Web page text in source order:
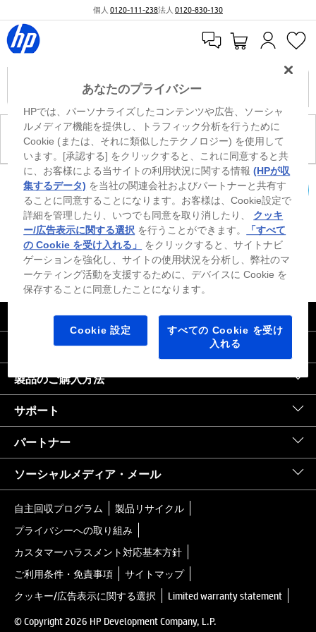
個人 0120-111-238法人 0120-830-130
現在、このカテゴリには商品がありません。
カートを確認
※ Windowsのすべてのエディションまたはバージョンで、すべての機能を使用でき
るわけではありません。Windowsの機能を最大限に活用するには、システムのハ
ードウェア、ドライバー、ソフトウェアのアップグレードおよび/または別途購
入、あるいはBIOSのアップデートが必要になる場合があります。Windowsは自動
的にアップデートされ、有効になります。高速インターネットとMicrosoftアカウ
ントが必要になります。ISPの料金が適用され、今後アップデートの際に要件が追
加される場合があります。http://www.windows.com 外部リンクアイコンをご覧く
ださい。
｜United States HP.com
会社情報
製品のご購入方法
サポート
パートナー
ソーシャルメディア・メール
自主回収プログラム
製品リサイクル
プライバシーへの取り組み
カスタマーハラスメント対応基本方針
ご利用条件・免責事項
サイトマップ
クッキー/広告表示に関する選択
Limited warranty statement
© Copyright 2026 HP Development Company, L.P.
あなたのプライバシー
HPでは、パーソナライズしたコンテンツや広告、ソーシャ
ルメディア機能を提供し、トラフィック分析を行うために
Cookie (または、それに類似したテクノロジー) を使用して
います。[承認する] をクリックすると、これに同意すると共
に、お客様による当サイトの利用状況に関する情報(HPが収
集するデータ) を当社の関連会社およびパートナーと共有す
ることに同意することになります。お客様は、Cookie設定で
詳細を管理したり、いつでも同意を取り消したり、 クッキ
ー/広告表示に関する選択 を行うことができます。
「すべて
の Cookie を受け入れる」
をクリックすると、サイトナビ
ゲーションを強化し、サイトの使用状況を分析し、弊社のマ
ーケティング活動を支援するために、デバイスに Cookie を
保存することに同意したことになります。
Cookie 設定
すべての Cookie を受け
入れる